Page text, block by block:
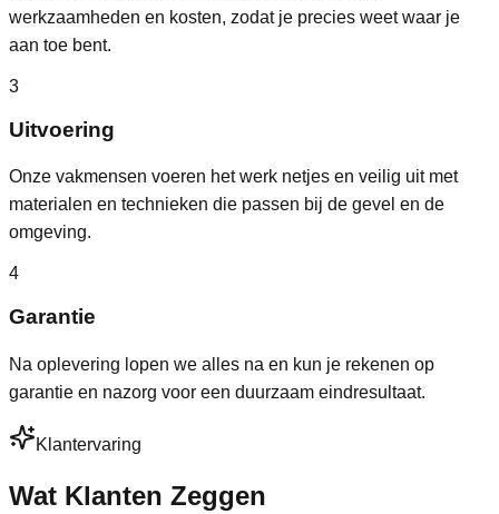
werkzaamheden en kosten, zodat je precies weet waar je
aan toe bent.
3
Uitvoering
Onze vakmensen voeren het werk netjes en veilig uit met
materialen en technieken die passen bij de gevel en de
omgeving.
4
Garantie
Na oplevering lopen we alles na en kun je rekenen op
garantie en nazorg voor een duurzaam eindresultaat.
Klantervaring
Wat Klanten Zeggen